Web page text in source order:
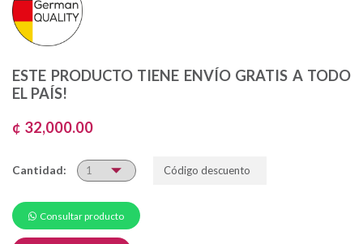
ESTE PRODUCTO TIENE ENVÍO GRATIS A TODO
EL PAÍS!
¢ 32,000.00
Cantidad:
Consultar producto